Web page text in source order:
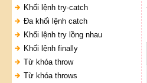
Khối lệnh try-catch
Đa khối lệnh catch
Khối lệnh try lồng nhau
Khối lệnh finally
Từ khóa throw
Từ khóa throws